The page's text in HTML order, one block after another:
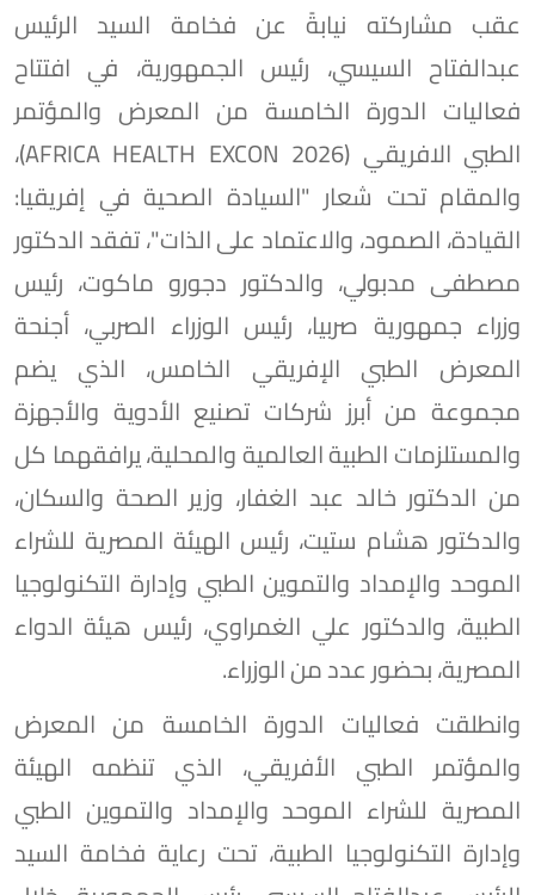
عقب مشاركته نيابةً عن فخامة السيد الرئيس
عبدالفتاح السيسي، رئيس الجمهورية، في افتتاح
فعاليات الدورة الخامسة من المعرض والمؤتمر
الطبي الافريقي (AFRICA HEALTH EXCON 2026)،
والمقام تحت شعار "السيادة الصحية في إفريقيا:
القيادة، الصمود، والاعتماد على الذات"، تفقد الدكتور
مصطفى مدبولي، والدكتور دجورو ماكوت، رئيس
وزراء جمهورية صربيا، رئيس الوزراء الصربي، أجنحة
المعرض الطبي الإفريقي الخامس، الذي يضم
مجموعة من أبرز شركات تصنيع الأدوية والأجهزة
والمستلزمات الطبية العالمية والمحلية، يرافقهما كل
من الدكتور خالد عبد الغفار، وزير الصحة والسكان،
والدكتور هشام ستيت، رئيس الهيئة المصرية للشراء
الموحد والإمداد والتموين الطبي وإدارة التكنولوجيا
الطبية، والدكتور علي الغمراوي، رئيس هيئة الدواء
المصرية، بحضور عدد من الوزراء.
وانطلقت فعاليات الدورة الخامسة من المعرض
والمؤتمر الطبي الأفريقي، الذي تنظمه الهيئة
المصرية للشراء الموحد والإمداد والتموين الطبي
وإدارة التكنولوجيا الطبية، تحت رعاية فخامة السيد